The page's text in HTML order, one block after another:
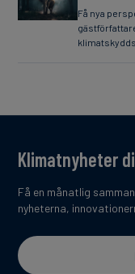
Få nya
Klimatnyheter
Få en månatlig
nyheterna,